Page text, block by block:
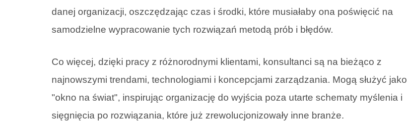
danej organizacji, oszczędzając czas i środki, które musiałaby ona poświęcić na
samodzielne wypracowanie tych rozwiązań metodą prób i błędów.
Co więcej, dzięki pracy z różnorodnymi klientami, konsultanci są na bieżąco z
najnowszymi trendami, technologiami i koncepcjami zarządzania. Mogą służyć jako
"okno na świat", inspirując organizację do wyjścia poza utarte schematy myślenia i
sięgnięcia po rozwiązania, które już zrewolucjonizowały inne branże.